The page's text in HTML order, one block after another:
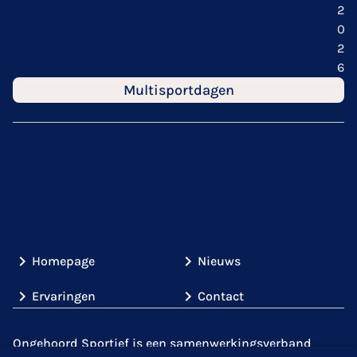
2
0
2
6
Multisportdagen
Homepage
Ervaringen
Nieuws
Contact
Ongehoord Sportief is een samenwerkingsverband